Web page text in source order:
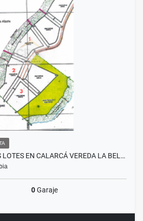
LOTES EN CALARCÁ VEREDA LA BEL…
0Garaje